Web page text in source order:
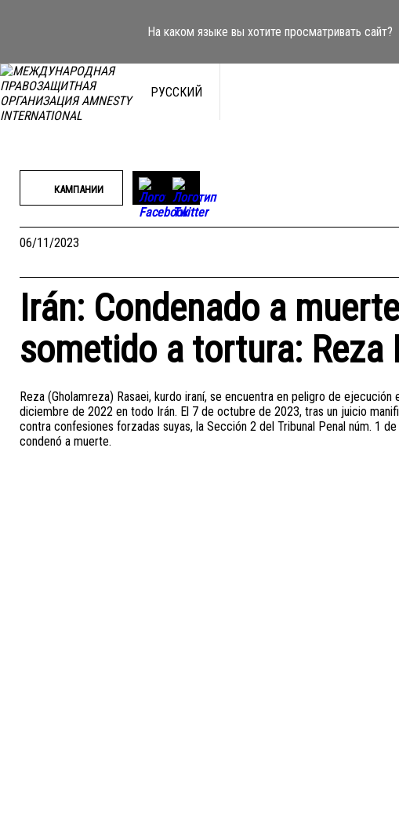
На каком языке вы хотите просматривать сайт?
РУССКИЙ
КАМПАНИИ
06/11/2023
Irán: Condenado a
sometido a tortura: Reza
Reza (Gholamreza) Rasaei, kurdo iraní, se encuentra en peligro de
diciembre de 2022 en todo Irán. El 7 de octubre de 2023, tras un juicio
contra confesiones forzadas suyas, la Sección 2 del Tribunal Penal núm. 1
condenó a muerte.